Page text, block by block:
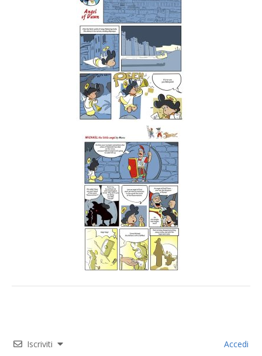
Iscriviti Accedi